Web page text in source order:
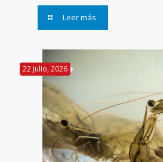
Leer más
22 julio, 2026